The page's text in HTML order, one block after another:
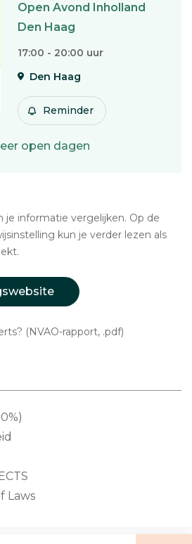
Open Avond Inholland
Den Haag
17:00 - 20:00 uur
Den Haag
Reminder
open dagen
je informatie vergelijken. Op de
kun je verder lezen als
(NVAO-rapport, .pdf)
Laws